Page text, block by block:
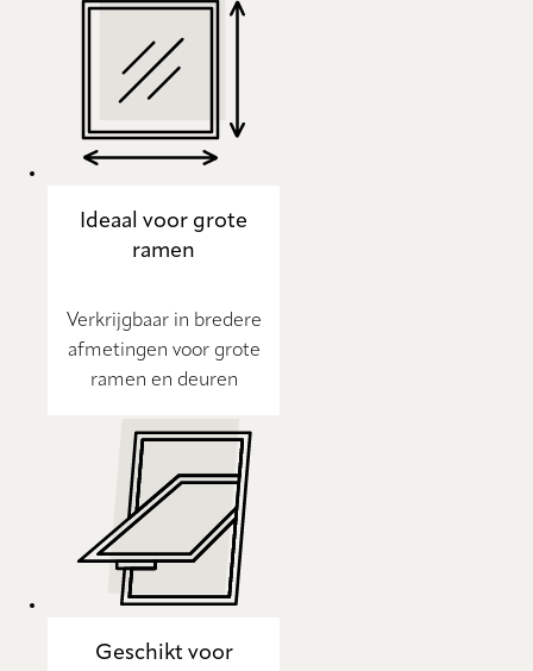
Ideaal voor grote
ramen
Verkrijgbaar in bredere
afmetingen voor grote
ramen en deuren
Geschikt voor